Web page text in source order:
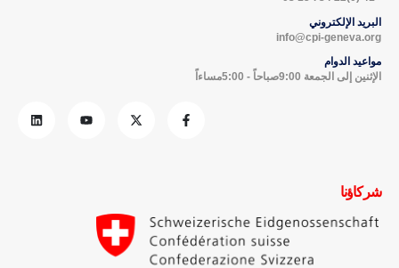
البريد الإلكتروني
info@cpi-geneva.org
مواعيد الدوام
الإثنين إلى الجمعة 9:00صباحاً - 5:00مساءاً
شركاؤنا